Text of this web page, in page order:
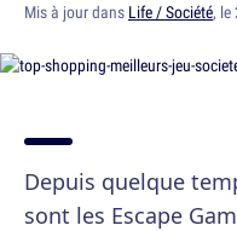
Mis à jour dans Life / Société, le
Depuis quelque
sont les Escape